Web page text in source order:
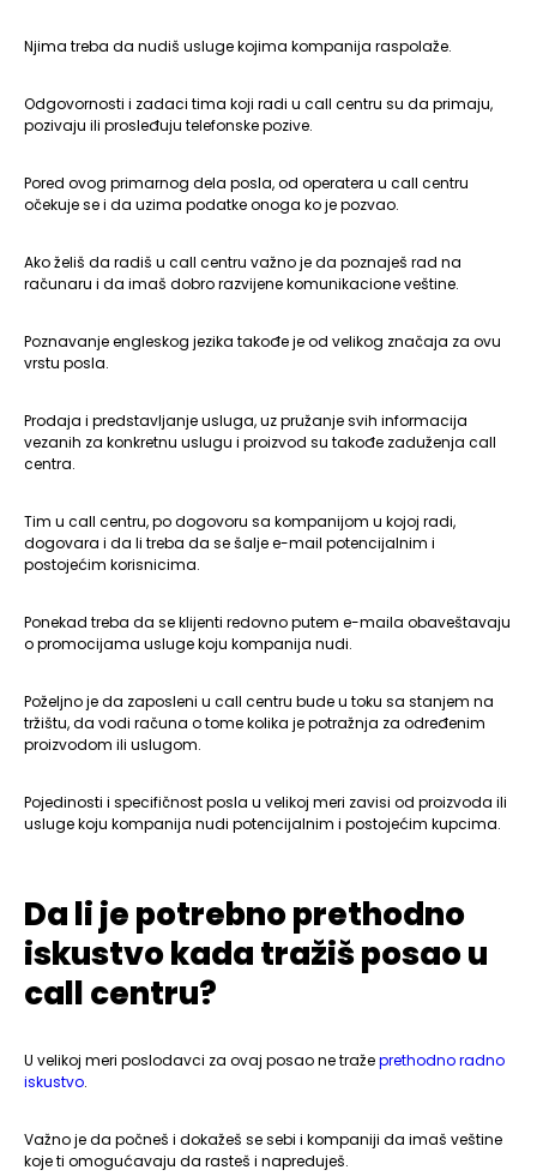
Njima treba da nudiš usluge kojima kompanija raspolaže.
Odgovornosti i zadaci tima koji radi u call centru su da primaju,
pozivaju ili prosleđuju telefonske pozive.
Pored ovog primarnog dela posla, od operatera u call centru
očekuje se i da uzima podatke onoga ko je pozvao.
Ako želiš da radiš u call centru važno je da poznaješ rad na
računaru i da imaš dobro razvijene komunikacione veštine.
Poznavanje engleskog jezika takođe je od velikog značaja za ovu
vrstu posla.
Prodaja i predstavljanje usluga, uz pružanje svih informacija
vezanih za konkretnu uslugu i proizvod su takođe zaduženja call
centra.
Tim u call centru, po dogovoru sa kompanijom u kojoj radi,
dogovara i da li treba da se šalje e-mail potencijalnim i
postojećim korisnicima.
Ponekad treba da se klijenti redovno putem e-maila obaveštavaju
o promocijama usluge koju kompanija nudi.
Poželjno je da zaposleni u call centru bude u toku sa stanjem na
tržištu, da vodi računa o tome kolika je potražnja za određenim
proizvodom ili uslugom.
Pojedinosti i specifičnost posla u velikoj meri zavisi od proizvoda ili
usluge koju kompanija nudi potencijalnim i postojećim kupcima.
Da li je potrebno prethodno
iskustvo kada tražiš posao u
call centru?
U velikoj meri poslodavci za ovaj posao ne tražeprethodno radno
iskustvo.
Važno je da počneš i dokažeš se sebi i kompaniji da imaš veštine
koje ti omogućavaju da rasteš i napreduješ.